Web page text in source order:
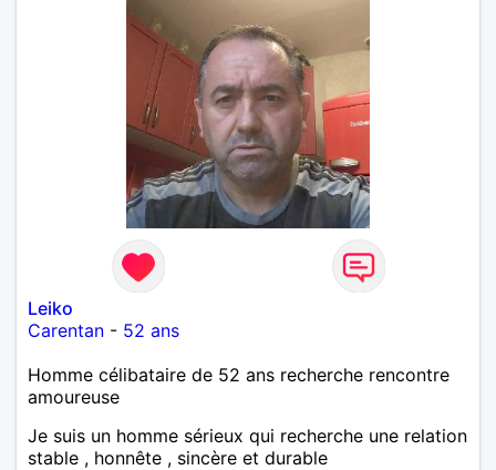
Leiko
Carentan - 52 ans
Homme célibataire de 52 ans recherche rencontre
amoureuse
Je suis un homme sérieux qui recherche une relation
stable , honnête , sincère et durable